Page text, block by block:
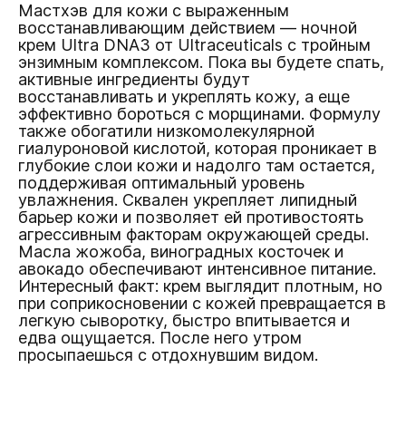
Мастхэв для кожи с выраженным
восстанавливающим действием — ночной
крем Ultra DNA3 от Ultraceuticals с тройным
энзимным комплексом. Пока вы будете спать,
активные ингредиенты будут
восстанавливать и укреплять кожу, а еще
эффективно бороться с морщинами. Формулу
также обогатили низкомолекулярной
гиалуроновой кислотой, которая проникает в
глубокие слои кожи и надолго там остается,
поддерживая оптимальный уровень
увлажнения. Сквален укрепляет липидный
барьер кожи и позволяет ей противостоять
агрессивным факторам окружающей среды.
Масла жожоба, виноградных косточек и
авокадо обеспечивают интенсивное питание.
Интересный факт: крем выглядит плотным, но
при соприкосновении с кожей превращается в
легкую сыворотку, быстро впитывается и
едва ощущается. После него утром
просыпаешься с отдохнувшим видом.